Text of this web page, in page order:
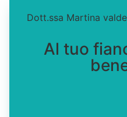
Dott.ssa Martina
Al tuo